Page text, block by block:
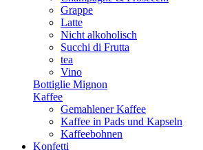
Grappe
Latte
Nicht alkoholisch
Succhi di Frutta
tea
Vino
Bottiglie Mignon
Kaffee
Gemahlener Kaffee
Kaffee in Pads und Kapseln
Kaffeebohnen
Konfetti